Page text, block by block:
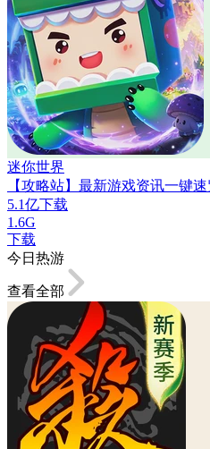
迷你世界
【攻略站】最新游戏资讯一键
5.1亿下载
1.6G
下载
今日热游
查看全部